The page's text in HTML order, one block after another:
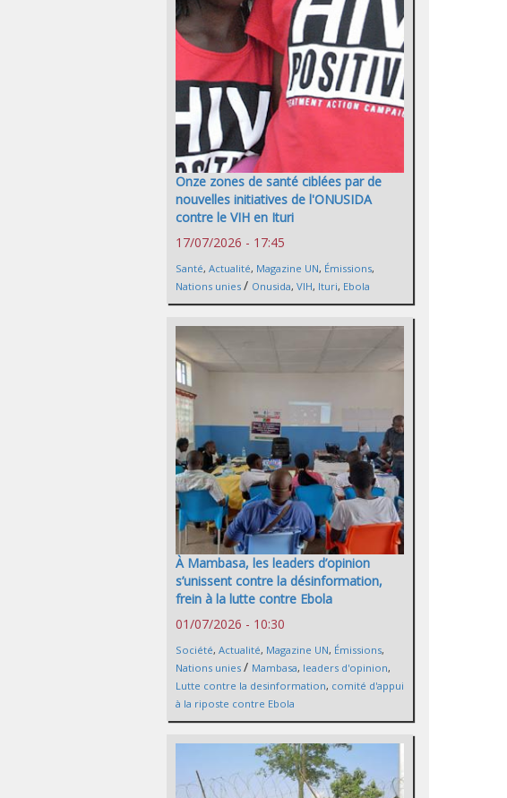
Onze zones de santé ciblées par de
nouvelles initiatives de l'ONUSIDA
contre le VIH en Ituri
17/07/2026 - 17:45
Santé, Actualité, Magazine UN, Émissions,
Nations unies / Onusida, VIH, Ituri, Ebola
À Mambasa, les leaders d’opinion
s’unissent contre la désinformation,
frein à la lutte contre Ebola
01/07/2026 - 10:30
Société, Actualité, Magazine UN, Émissions,
Nations unies / Mambasa, leaders d'opinion,
Lutte contre la desinformation, comité d'appui
à la riposte contre Ebola